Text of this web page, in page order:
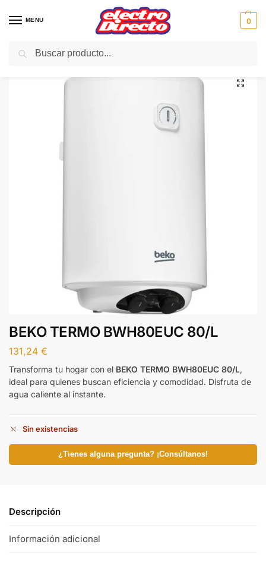
MENU 0
Inicio Climatización / Termos eléctricos
BEKO TERMO BWH80EUC 80/L
131,24 €
Transforma tu hogar con el BEKO TERMO BWH80EUC 80/L,
ideal para quienes buscan eficiencia y comodidad. Disfruta de
agua caliente al instante.
Sin existencias
¿Tienes alguna pregunta? ¡Consúltanos!
Descripción
Información adicional